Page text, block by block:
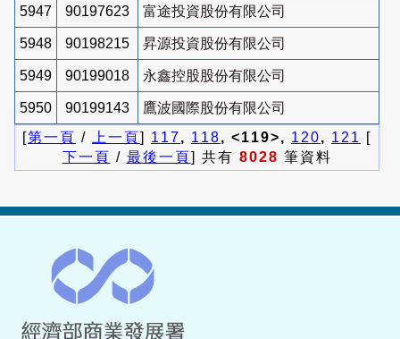
5947 90197623 富途投資股份有限公司
5948 90198215 昇源投資股份有限公司
5949 90199018 永鑫控股股份有限公司
5950 90199143
鷹波國際股份有限公司
[第一頁 / 上一頁] 117, 118, <119>, 120, 121
[
下一頁 / 最後一頁] 共有 8028 筆資料